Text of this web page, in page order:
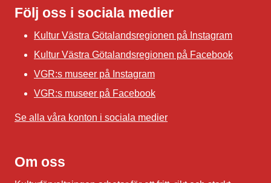
Följ oss i sociala medier
Kultur Västra Götalandsregionen på Instagram
Kultur Västra Götalandsregionen på Facebook
VGR:s museer på Instagram
VGR:s museer på Facebook
Se alla våra konton i sociala medier
Om oss